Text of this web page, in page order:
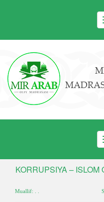
KORRUPSIYA – ISLOM
Muallif: . .